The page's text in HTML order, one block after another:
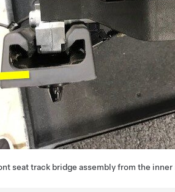
seat track bridge assembly from the inner